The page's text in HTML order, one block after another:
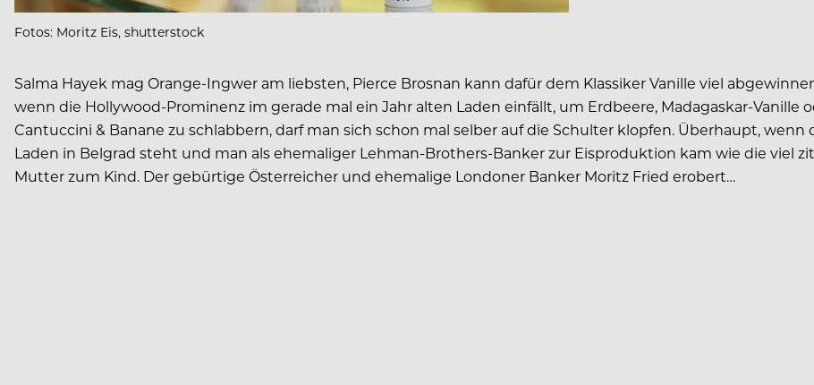
Fotos: Moritz Eis, shutterstock
Salma Hayek mag Orange-Ingwer am liebsten, Pierce Brosnan kann dafür dem Klassiker Vanille viel
wenn die Hollywood-Prominenz im gerade mal ein Jahr alten Laden einfällt, um Erdbeere, Madagaskar-Vanille
Cantuccini & Banane zu schlabbern, darf man sich schon mal selber auf die Schulter klopfen. Überhaupt, wenn
Laden in Belgrad steht und man als ehemaliger Lehman-Brothers-Banker zur Eisproduktion kam wie die viel
Mutter zum Kind. Der gebürtige Österreicher und ehemalige Londoner Banker Moritz Fried erobert…